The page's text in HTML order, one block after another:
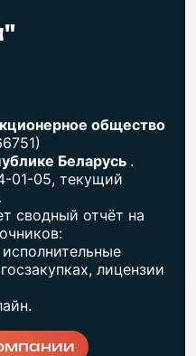
общество
Беларусь .
01-05, текущий
.
сводный отчёт на
лицензии